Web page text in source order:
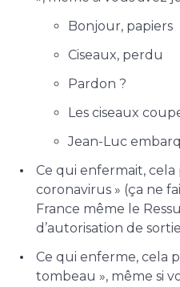
Bonjour, papiers
Ciseaux, perdu
Pardon ?
Les ciseaux
Jean-Luc
Ce qui enfermait,
coronavirus » (ça ne
France même le
d’autorisation de
Ce qui enferme, cela
tombeau », même si